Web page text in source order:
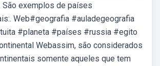
São exemplos de países
Web#geografia #auladegeografia
#planeta #países #russia #egito
Webassim, são considerados
somente aqueles que tem